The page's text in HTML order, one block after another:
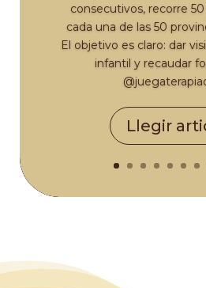
consecutivos, recorre
cada una de las 50
El objetivo es claro: dar
infantil y recaudar
Llegir